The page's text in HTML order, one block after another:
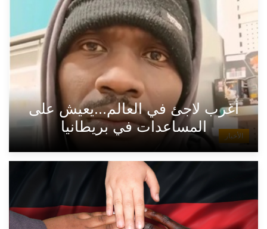
الأخبار
أغرب لاجئ في العالم...يعيش على
المساعدات في بريطانيا